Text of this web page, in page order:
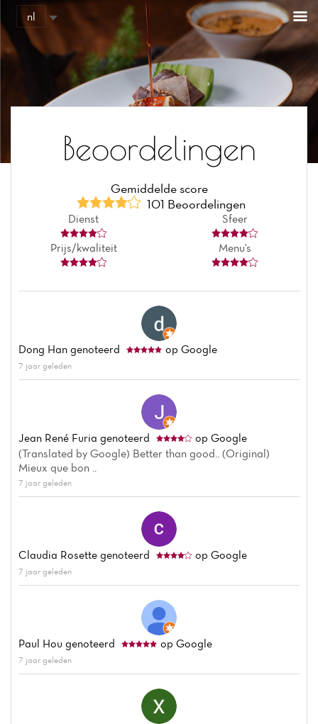
nl
Beoordelingen
Gemiddelde score
101 Beoordelingen
Dienst Sfeer
Prijs/kwaliteit Menu's
Dong Han genoteerd op Google
7 jaar geleden
Jean René Furia genoteerd
op Google
(Translated by Google) Better than good.. (Original)
Mieux que bon ..
7 jaar geleden
Claudia Rosette genoteerd op Google
7 jaar geleden
Paul Hou genoteerd op Google
7 jaar geleden
Cookies beheer paneel